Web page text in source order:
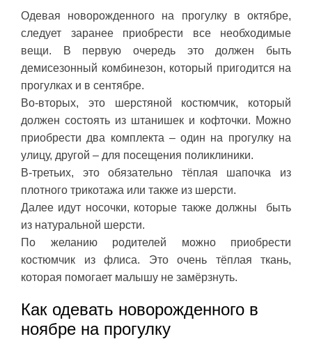
Одевая новорожденного на прогулку в октябре,
следует заранее приобрести все необходимые
вещи. В первую очередь это должен быть
демисезонный комбинезон, который пригодится на
прогулках и в сентябре.
Во-вторых, это шерстяной костюмчик, который
должен состоять из штанишек и кофточки. Можно
приобрести два комплекта – один на прогулку на
улицу, другой – для посещения поликлиники.
В-третьих, это обязательно тёплая шапочка из
плотного трикотажа или также из шерсти.
Далее идут носочки, которые также должны быть
из натуральной шерсти.
По желанию родителей можно приобрести
костюмчик из флиса. Это очень тёплая ткань,
которая помогает малышу не замёрзнуть.
Как одевать новорожденного в
ноябре на прогулку